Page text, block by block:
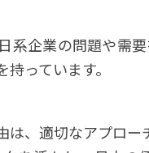
系企業の問題や需
っています。
、適切なアプロー